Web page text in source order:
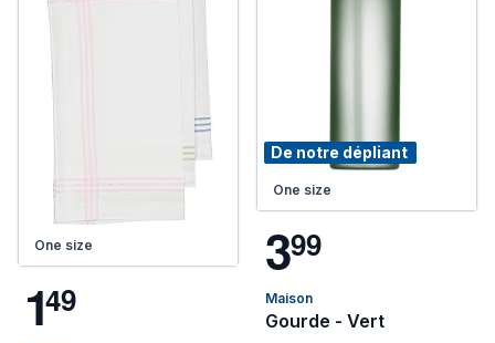
One size
149
De notre dépliant
One size
399
Maison
Gourde - Vert